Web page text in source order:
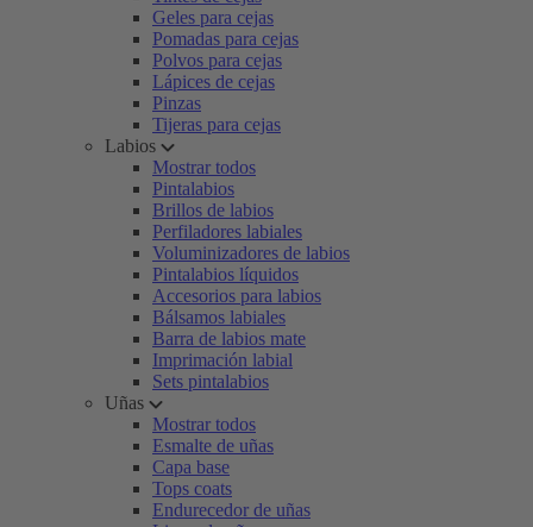
Geles para cejas
Pomadas para cejas
Polvos para cejas
Lápices de cejas
Pinzas
Tijeras para cejas
Labios
Mostrar todos
Pintalabios
Brillos de labios
Perfiladores labiales
Voluminizadores de labios
Pintalabios líquidos
Accesorios para labios
Bálsamos labiales
Barra de labios mate
Imprimación labial
Sets pintalabios
Uñas
Mostrar todos
Esmalte de uñas
Capa base
Tops coats
Endurecedor de uñas